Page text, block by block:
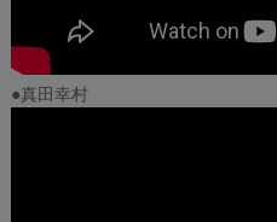
●真田幸村